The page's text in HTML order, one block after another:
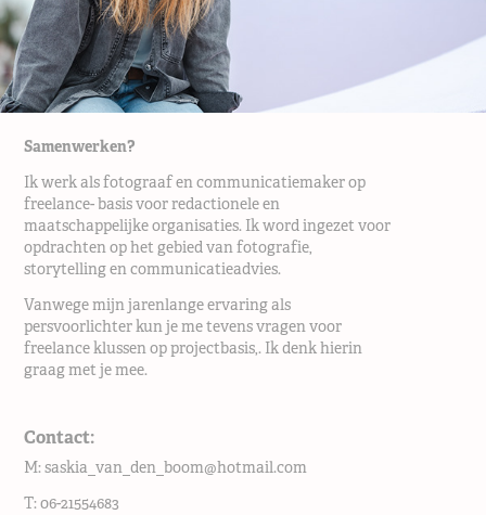
Samenwerken?
Ik werk als fotograaf en communicatiemaker op
freelance- basis voor redactionele en
maatschappelijke organisaties. Ik word ingezet voor
opdrachten op het gebied van fotografie,
storytelling en communicatieadvies.
Vanwege mijn jarenlange ervaring als
persvoorlichter kun je me tevens vragen voor
freelance klussen op projectbasis,. Ik denk hierin
graag met je mee.
Contact:
M: saskia_van_den_boom@hotmail.com
T: 06-21554683